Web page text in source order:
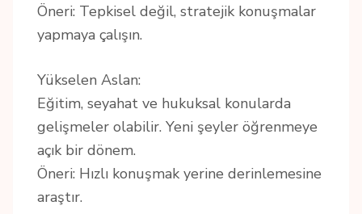
Öneri: Tepkisel değil, stratejik konuşmalar
yapmaya çalışın.
Yükselen Aslan:
Eğitim, seyahat ve hukuksal konularda
gelişmeler olabilir. Yeni şeyler öğrenmeye
açık bir dönem.
Öneri: Hızlı konuşmak yerine derinlemesine
araştır.